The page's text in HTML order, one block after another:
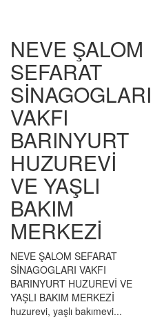
NEVE ŞALOM
SEFARAT
SİNAGOGLARI
VAKFI
BARINYURT
HUZUREVİ
VE YAŞLI
BAKIM
MERKEZİ
NEVE ŞALOM SEFARAT
SİNAGOGLARI VAKFI
BARINYURT HUZUREVİ VE
YAŞLI BAKIM MERKEZİ
huzurevi, yaşlı bakımevi...